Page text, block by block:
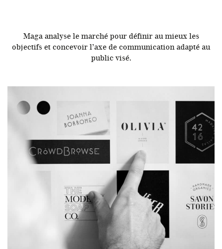
Maga analyse le marché pour définir au mieux les
objectifs et concevoir l’axe de communication adapté au
public visé.